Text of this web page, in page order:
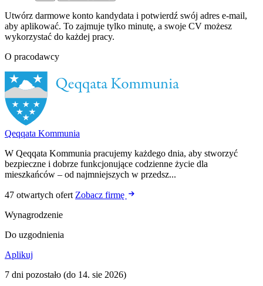
Utwórz darmowe konto kandydata i potwierdź swój adres e-mail,
aby aplikować. To zajmuje tylko minutę, a swoje CV możesz
wykorzystać do każdej pracy.
O pracodawcy
Qeqqata Kommunia
W Qeqqata Kommunia pracujemy każdego dnia, aby stworzyć
bezpieczne i dobrze funkcjonujące codzienne życie dla
mieszkańców – od najmniejszych w przedsz...
47 otwartych ofert Zobacz firmę
Wynagrodzenie
Do uzgodnienia
Aplikuj
7 dni pozostało (do 14. sie 2026)